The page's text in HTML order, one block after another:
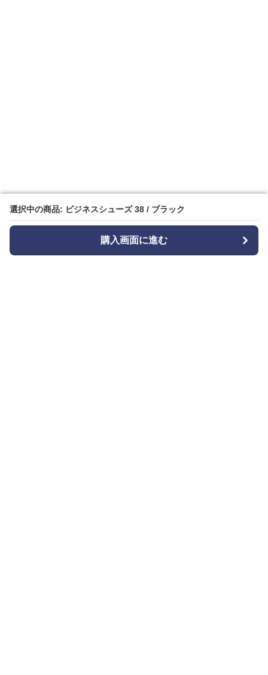
選択中の商品: ビジネスシューズ 38 / ブラック
購入画面に進む
選択中の商品: ビジネスシューズ 38 / ブラック
購入画面に進む